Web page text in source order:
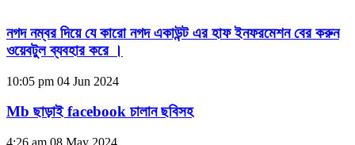
নগদ নম্বর দিয়ে যে কারো নগদ একাউন্ট এর হাফ ইনফরমেশন বের করুন
ওয়েবটুল ব্যবহার করে ।
10:05 pm 04 Jun 2024
Mb ছাড়াই facebook চালান ছবিসহ
4:26 am 08 May 2024